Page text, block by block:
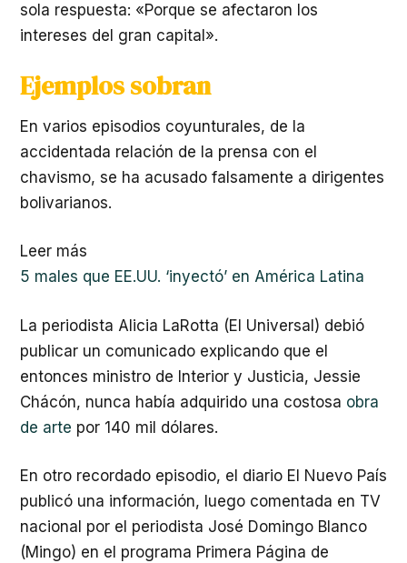
sola respuesta: «Porque se afectaron los
intereses del gran capital».
Ejemplos sobran
En varios episodios coyunturales, de la
accidentada relación de la prensa con el
chavismo, se ha acusado falsamente a dirigentes
bolivarianos.
Leer más
5 males que EE.UU. ‘inyectó’ en América Latina
La periodista Alicia LaRotta (El Universal) debió
publicar un comunicado explicando que el
entonces ministro de Interior y Justicia, Jessie
Chácón, nunca había adquirido una costosa obra
de arte por 140 mil dólares.
En otro recordado episodio, el diario El Nuevo País
publicó una información, luego comentada en TV
nacional por el periodista José Domingo Blanco
(Mingo) en el programa Primera Página de